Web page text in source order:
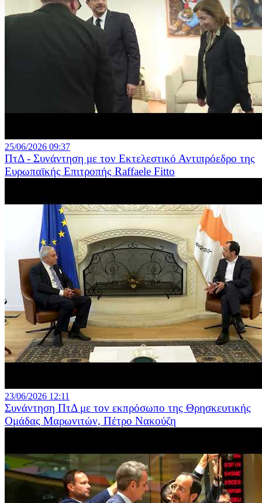
25/06/2026 09:37
ΠτΔ - Συνάντηση με τον Εκτελεστικό Αντιπρόεδρο της
Ευρωπαϊκής Επιτροπής Raffaele Fitto
23/06/2026 12:11
Συνάντηση ΠτΔ με τον εκπρόσωπο της Θρησκευτικής
Ομάδας Μαρωνιτών, Πέτρο Νακούζη